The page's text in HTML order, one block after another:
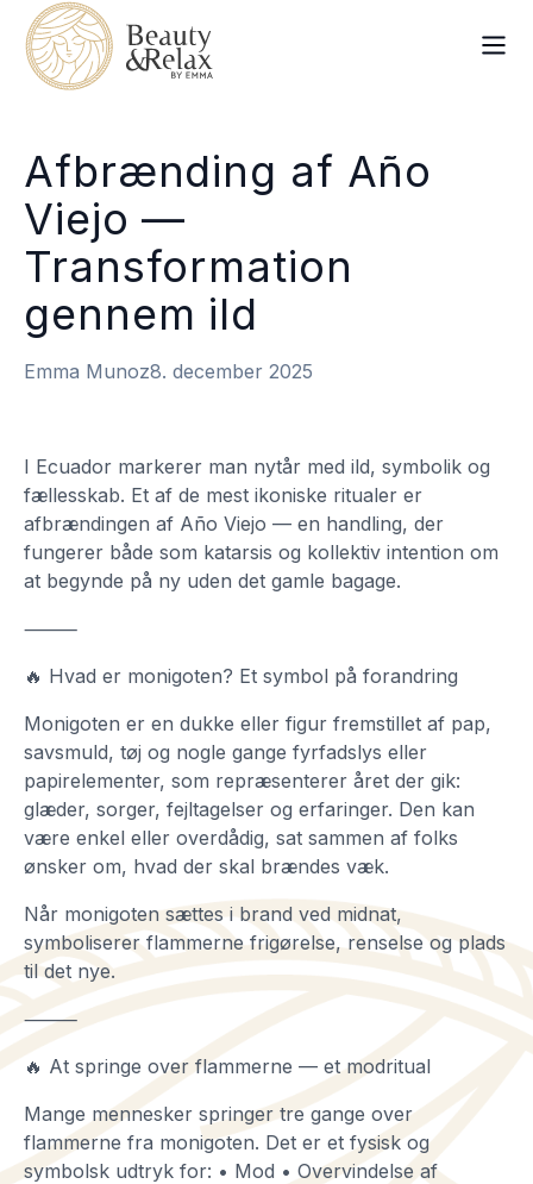
Afbrænding af Año
Viejo —
Transformation
gennem ild
Emma Munoz8. december 2025
I Ecuador markerer man nytår med ild, symbolik og
fællesskab. Et af de mest ikoniske ritualer er
afbrændingen af Año Viejo — en handling, der
fungerer både som katarsis og kollektiv intention om
at begynde på ny uden det gamle bagage.
⸻
🔥 Hvad er monigoten? Et symbol på forandring
Monigoten er en dukke eller figur fremstillet af pap,
savsmuld, tøj og nogle gange fyrfadslys eller
papirelementer, som repræsenterer året der gik:
glæder, sorger, fejltagelser og erfaringer. Den kan
være enkel eller overdådig, sat sammen af folks
ønsker om, hvad der skal brændes væk.
Når monigoten sættes i brand ved midnat,
symboliserer flammerne frigørelse, renselse og plads
til det nye.
⸻
🔥 At springe over flammerne — et modritual
Mange mennesker springer tre gange over
flammerne fra monigoten. Det er et fysisk og
symbolsk udtryk for: • Mod • Overvindelse af